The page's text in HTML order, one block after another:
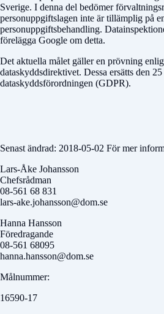
Sverige. I denna del bedömer
personuppgiftslagen inte är tillämplig på
personuppgiftsbehandling.
förelägga Google om detta.
Det aktuella målet gäller en prövning
dataskydds­direktivet. Dessa ersätts den
dataskyddsförordningen (GDPR).
Senast ändrad: 2018-05-02 För mer
Lars-Åke Johansson
Chefsrådman
08-561 68 831
lars-ake.johansson@dom.se
Hanna Hansson
Föredragande
08-561 68095
hanna.hansson@dom.se
Målnummer:
16590-17